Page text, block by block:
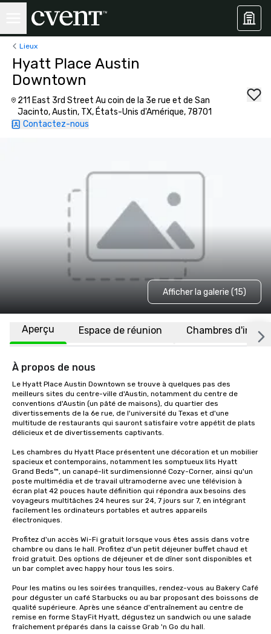
Lieux
Hyatt Place Austin
Downtown
211 East 3rd Street Au coin de la 3e rue et de San
Jacinto, Austin, TX, États-Unis d'Amérique, 78701
Contactez-nous
Afficher la galerie (15)
Aperçu Espace de réunion Chambres
À propos de nous
Le Hyatt Place Austin Downtown se trouve à quelques pas des
meilleurs sites du centre-ville d'Austin, notamment du centre de
conventions d'Austin (un pâté de maisons), du quartier des
divertissements de la 6e rue, de l'université du Texas et d'une
multitude de restaurants qui sauront satisfaire votre appétit de plats
délicieux et de divertissements captivants.
Les chambres du Hyatt Place présentent une décoration et un mobilier
spacieux et contemporains, notamment les somptueux lits Hyatt
Grand Beds™, un canapé-lit surdimensionné Cozy-Corner, ainsi qu'un
poste multimédia et de travail ultramoderne avec une télévision à
écran plat 42 pouces haute définition qui répondra aux besoins des
voyageurs multitâches 24 heures sur 24, 7 jours sur 7, en intégrant
facilement les ordinateurs portables et autres appareils
électroniques.
Profitez d'un accès Wi-Fi gratuit lorsque vous êtes assis dans votre
chambre ou dans le hall. Profitez d'un petit déjeuner buffet chaud et
froid gratuit. Des options de déjeuner et de dîner sont disponibles et
un bar complet avec happy hour tous les soirs.
Pour les matins ou les soirées tranquilles, rendez-vous au Bakery Café
pour déguster un café Starbucks ou au bar proposant des boissons de
qualité supérieure. Après une séance d'entraînement au centre de
remise en forme StayFit Hyatt, dégustez un sandwich ou une salade
fraîchement préparés dans la caisse Grab 'n Go du hall.